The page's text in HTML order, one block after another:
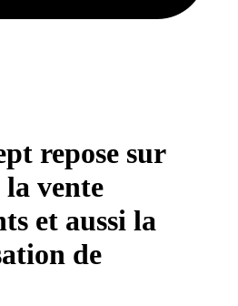
repose sur
vente
et aussi la
de